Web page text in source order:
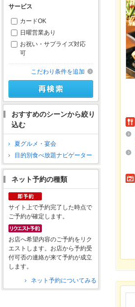
サービス
カードOK
日曜営業あり
お祝い・サプライズ対応
可
こだわり条件を追加
おすすめのシーンから絞り
込む
夏グルメ・宴会
目的別食べ放題ナビゲーター
ネット予約の種類
サイト上で予約完了した時点で
ご予約が確定します。
お店へ希望内容のご予約をリク
エストします。お店から予約受
付可否の連絡が来て予約が成立
します。
ネット予約についてみる